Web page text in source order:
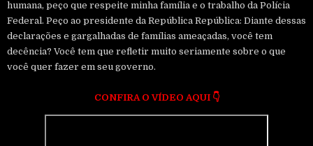
humana, peço que respeite minha família e o trabalho da Polícia
Federal. Peço ao presidente da República República: Diante dessas
declarações e gargalhadas de famílias ameaçadas, você tem
decência? Você tem que refletir muito seriamente sobre o que
você quer fazer em seu governo.
CONFIRA O VÍDEO AQUI 👇